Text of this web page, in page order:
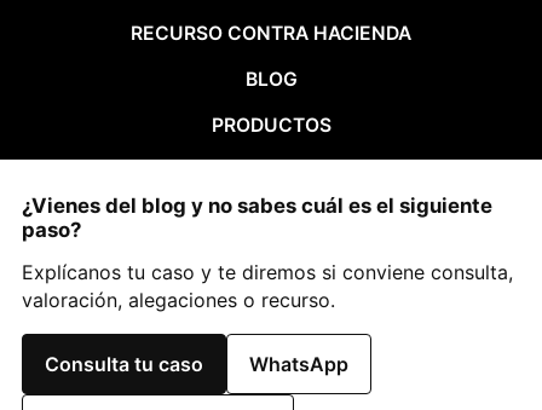
RECURSO CONTRA HACIENDA
BLOG
PRODUCTOS
¿Vienes del blog y no sabes cuál es el siguiente
paso?
Explícanos tu caso y te diremos si conviene consulta,
valoración, alegaciones o recurso.
Consulta tu caso WhatsApp